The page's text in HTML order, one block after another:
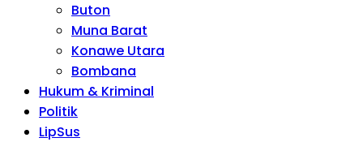
Buton
Muna Barat
Konawe Utara
Bombana
Hukum & Kriminal
Politik
LipSus